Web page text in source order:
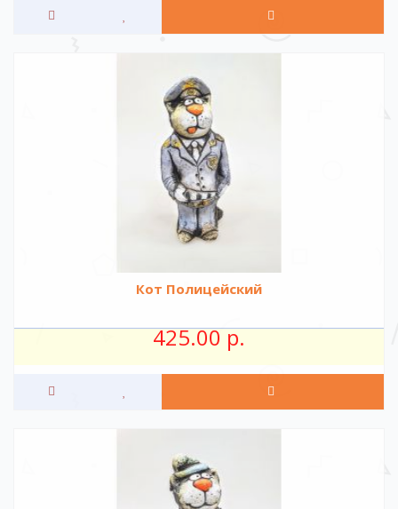
Кот Полицейский
425.00 р.